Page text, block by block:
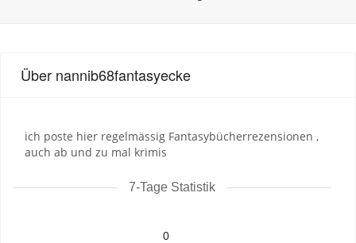
Über nannib68fantasyecke
ich poste hier regelmässig Fantasybücherrezensionen ,
auch ab und zu mal krimis
7-Tage Statistik
0